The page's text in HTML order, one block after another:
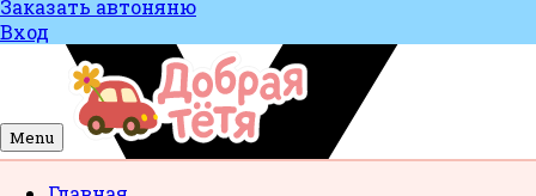
Заказать автоняню
Вход
Menu